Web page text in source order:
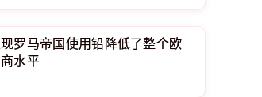
罗马帝国使用铅降低了整个欧
水平